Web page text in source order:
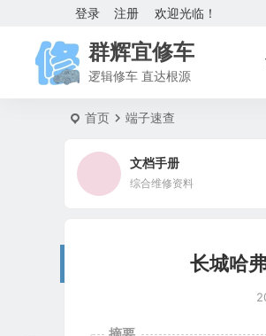
欢迎光临！
登录 注册
群辉宜修车
逻辑修车 直达根源
首页 端子速查
文档手册
综合维修资料
长城哈